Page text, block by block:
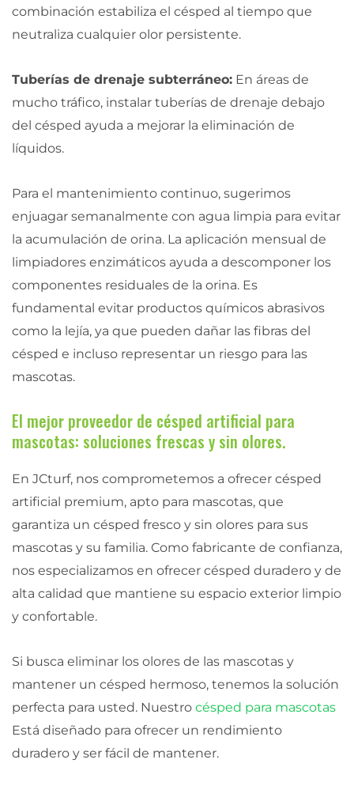
combinación estabiliza el césped al tiempo que
neutraliza cualquier olor persistente.
Tuberías de drenaje subterráneo: En áreas de
mucho tráfico, instalar tuberías de drenaje debajo
del césped ayuda a mejorar la eliminación de
líquidos.
Para el mantenimiento continuo, sugerimos
enjuagar semanalmente con agua limpia para evitar
la acumulación de orina. La aplicación mensual de
limpiadores enzimáticos ayuda a descomponer los
componentes residuales de la orina. Es
fundamental evitar productos químicos abrasivos
como la lejía, ya que pueden dañar las fibras del
césped e incluso representar un riesgo para las
mascotas.
El mejor proveedor de césped artificial para
mascotas: soluciones frescas y sin olores.
En JCturf, nos comprometemos a ofrecer césped
artificial premium, apto para mascotas, que
garantiza un césped fresco y sin olores para sus
mascotas y su familia. Como fabricante de confianza,
nos especializamos en ofrecer césped duradero y de
alta calidad que mantiene su espacio exterior limpio
y confortable.
Si busca eliminar los olores de las mascotas y
mantener un césped hermoso, tenemos la solución
perfecta para usted. Nuestro césped para mascotas
Está diseñado para ofrecer un rendimiento
duradero y ser fácil de mantener.